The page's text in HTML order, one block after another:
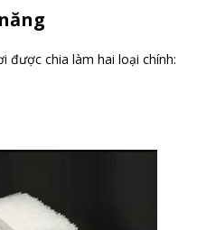
được chia làm hai loại chính: